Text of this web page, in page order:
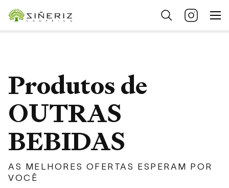
Produtos de
OUTRAS
BEBIDAS
AS MELHORES OFERTAS ESPERAM POR
VOCÊ